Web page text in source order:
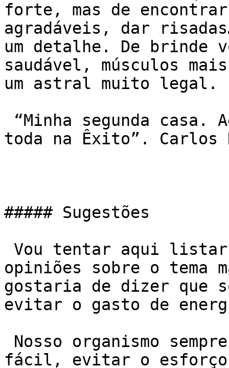
forte, mas de
agradáveis, dar
um detalhe. De brinde
saudável, músculos
um astral muito legal.
toda na Êxito”. Carlos
##### Sugestões
opiniões sobre o tema
gostaria de dizer que
evitar o gasto de
fácil, evitar o esforço.